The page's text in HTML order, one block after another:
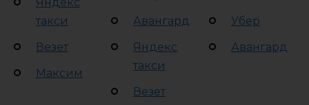
такси
Везет
Максим
Авангард
Яндекс
такси
Везет
Убер
Авангард